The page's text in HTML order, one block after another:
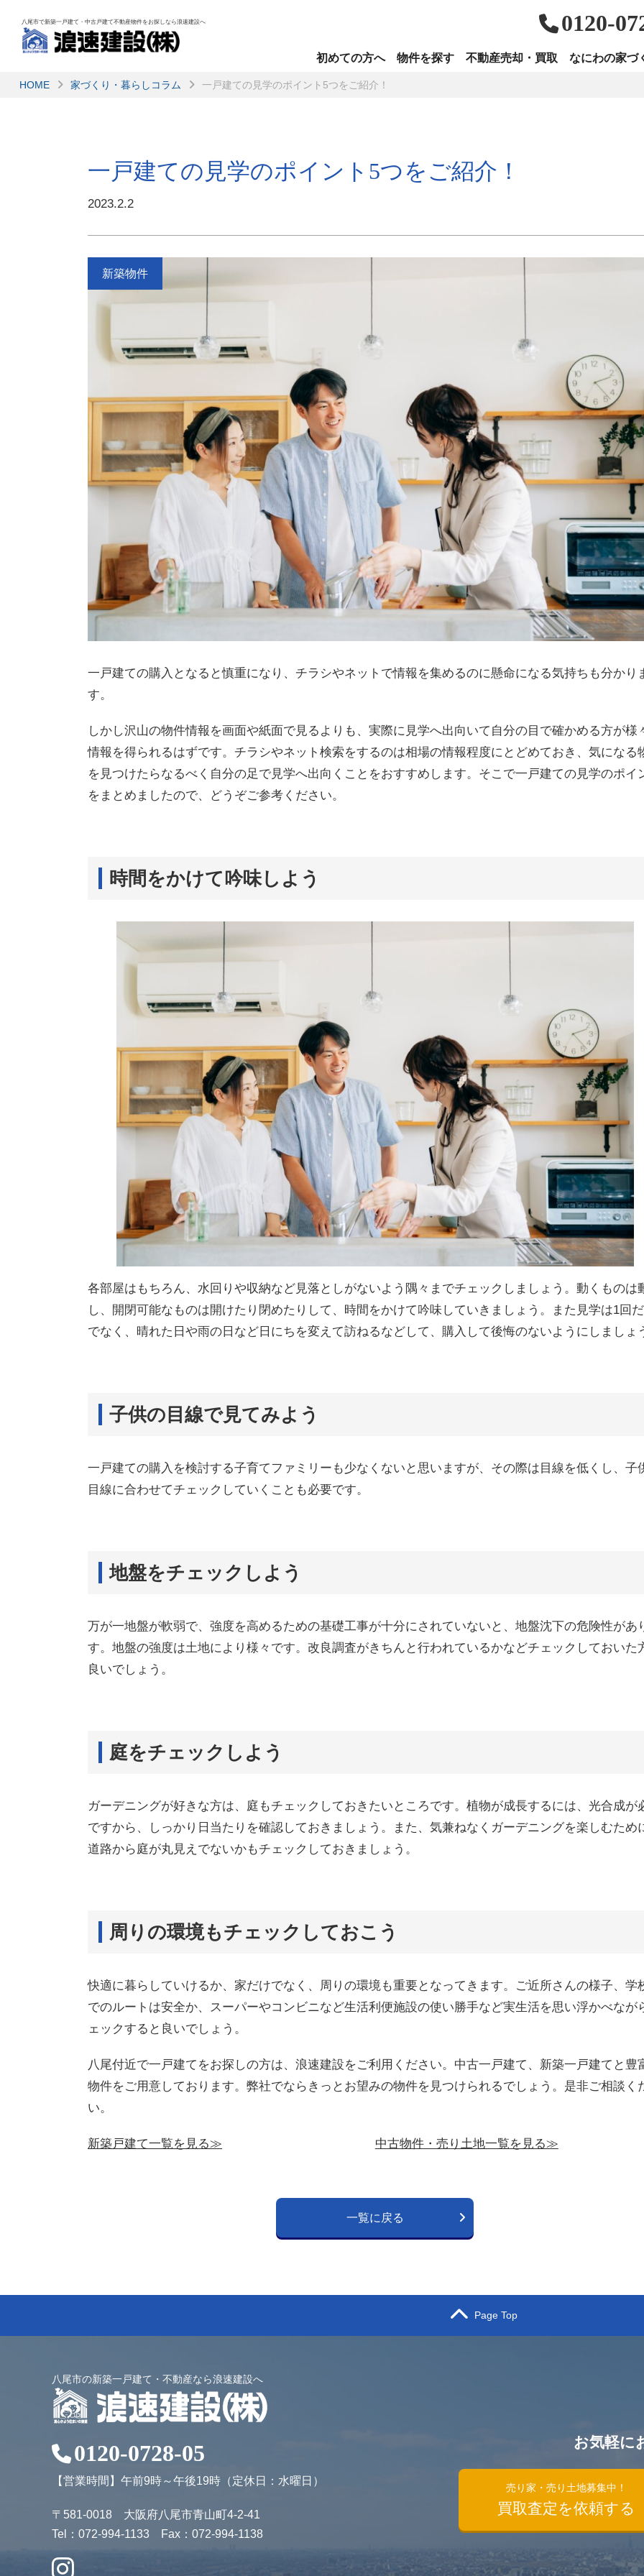
八尾市で新築一戸建て・中古戸建て不動産物件を お探しなら浪速建設へ 0120-
初めての方へ 物件を探す 不動産売却・買取 なにわの家づ
HOME 家づくり・暮らしコラム 一戸建ての見学のポイント5つをご紹介！
一戸建ての見学のポイント5つをご紹介！
2023.2.2
新築物件
一戸建ての購入となると慎重になり、チラシやネットで情報を集めるのに懸命になる気持ちも分かり
す。
しかし沢山の物件情報を画面や紙面で見るよりも、実際に見学へ出向いて自分の目で確かめる方が様
情報を得られるはずです。チラシやネット検索をするのは相場の情報程度にとどめておき、気になる
を見つけたらなるべく自分の足で見学へ出向くことをおすすめします。そこで一戸建ての見学のポイ
をまとめましたので、どうぞご参考ください。
時間をかけて吟味しよう
各部屋はもちろん、水回りや収納など見落としがないよう隅々までチェックしましょう。動くものは
し、開閉可能なものは開けたり閉めたりして、時間をかけて吟味していきましょう。また見学は1回
でなく、晴れた日や雨の日など日にちを変えて訪ねるなどして、購入して後悔のないようにしましょ
子供の目線で見てみよう
一戸建ての購入を検討する子育てファミリーも少なくないと思いますが、その際は目線を低くし、子
目線に合わせてチェックしていくことも必要です。
地盤をチェックしよう
万が一地盤が軟弱で、強度を高めるための基礎工事が十分にされていないと、地盤沈下の危険性があ
す。地盤の強度は土地により様々です。改良調査がきちんと行われているかなどチェックしておいた
良いでしょう。
庭をチェックしよう
ガーデニングが好きな方は、庭もチェックしておきたいところです。植物が成長するには、光合成が
ですから、しっかり日当たりを確認しておきましょう。また、気兼ねなくガーデニングを楽しむため
道路から庭が丸見えでないかもチェックしておきましょう。
周りの環境もチェックしておこう
快適に暮らしていけるか、家だけでなく、周りの環境も重要となってきます。ご近所さんの様子、学
でのルートは安全か、スーパーやコンビニなど生活利便施設の使い勝手など実生活を思い浮かべなが
ェックすると良いでしょう。
八尾付近で一戸建てをお探しの方は、浪速建設をご利用ください。中古一戸建て、新築一戸建てと豊
物件をご用意しております。弊社でならきっとお望みの物件を見つけられるでしょう。是非ご相談く
い。
新築戸建て一覧を見る≫ 中古物件・売り土地一覧を見る≫
一覧に戻る
Page Top
八尾市の新築一戸建て・不動産なら浪速建設へ
0120-0728-05
【営業時間】午前9時～午後19時（定休日：水曜日）
〒581-0018 大阪府八尾市青山町4-2-41
Tel：072-994-1133 Fax：072-994-1138
お気軽に
売り家・売り土地募集中！
買取査定を依頼する